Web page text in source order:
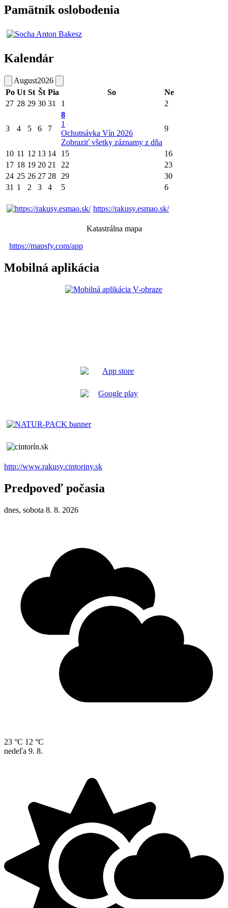
Pamätník oslobodenia
Kalendár
August2026
Po Ut St Št Pia So
Ne
27 28 29 30 31 1 2
3 4 5 6 7
8
1
Ochutnávka Vín 2026
Zobraziť všetky záznamy z dňa
9
10 11 12 13 14 15
16
17 18 19 20 21 22
23
24 25 26 27 28 29
30
31 1 2 3 4 5 6
https://rakusy.esmao.sk/
Katastrálna mapa
https://mapsfy.com/app
Mobilná aplikácia
http://www.rakusy.cintoriny.sk
Predpoveď počasia
dnes, sobota 8. 8. 2026
23 °C 12 °C
nedeľa 9. 8.